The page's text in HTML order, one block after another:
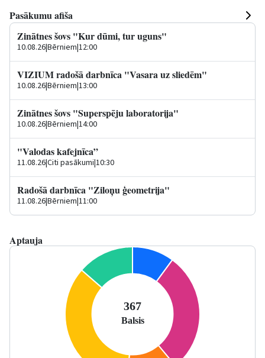
Pasākumu afiša
Zinātnes šovs "Kur dūmi, tur uguns"
10.08.26|Bērniem|12:00
VIZIUM radošā darbnīca "Vasara uz sliedēm"
10.08.26|Bērniem|13:00
Zinātnes šovs "Superspēju laboratorija"
10.08.26|Bērniem|14:00
"Valodas kafejnīca”
11.08.26|Citi pasākumi|10:30
Radošā darbnīca "Ziloņu ģeometrija"
11.08.26|Bērniem|11:00
Aptauja